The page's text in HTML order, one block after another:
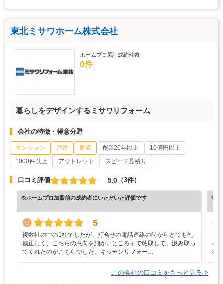
東北ミサワホーム株式会社
ホームプロ累計成約件数
0件
暮らしをデザインするミサワリフォーム
会社の特徴・得意分野
マンション 戸建 耐震 創業20年以上
10億円以上
1000件以上
アウトレット スピード見積り
口コミ評価 5.0 （3件）
※ホームプロ加盟前の成約者にいただいた評価です
5
複数社の中の1社でしたが、打合せの電話連絡の時からとても礼
儀正しく、こちらの意向を細かいところまで聴取して、汲み取っ
てくれたのがこちらでした。キッチンリフォー…
※ホ
自
の
状
この会社の口コミをもっと見る >